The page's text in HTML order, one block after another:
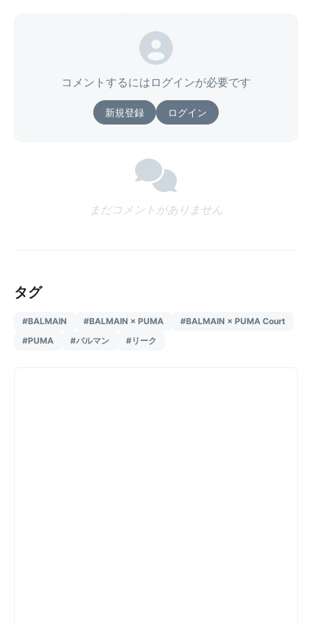
コメントするにはログインが必要です
新規登録 ログイン
まだコメントがありません
タグ
#BALMAIN #BALMAIN × PUMA
#BALMAIN × PUMA Court
#PUMA
#バルマン #リーク